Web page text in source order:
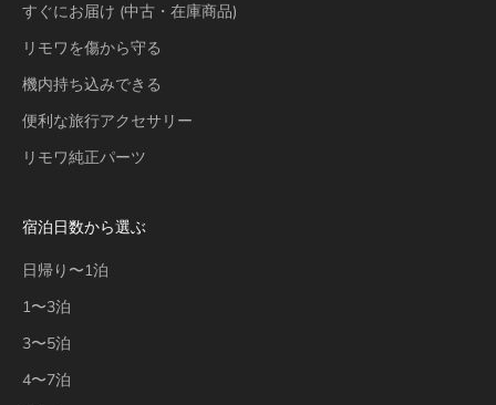
すぐにお届け (中古・在庫商品)
リモワを傷から守る
機内持ち込みできる
便利な旅行アクセサリー
リモワ純正パーツ
宿泊日数から選ぶ
日帰り〜1泊
1〜3泊
3〜5泊
4〜7泊